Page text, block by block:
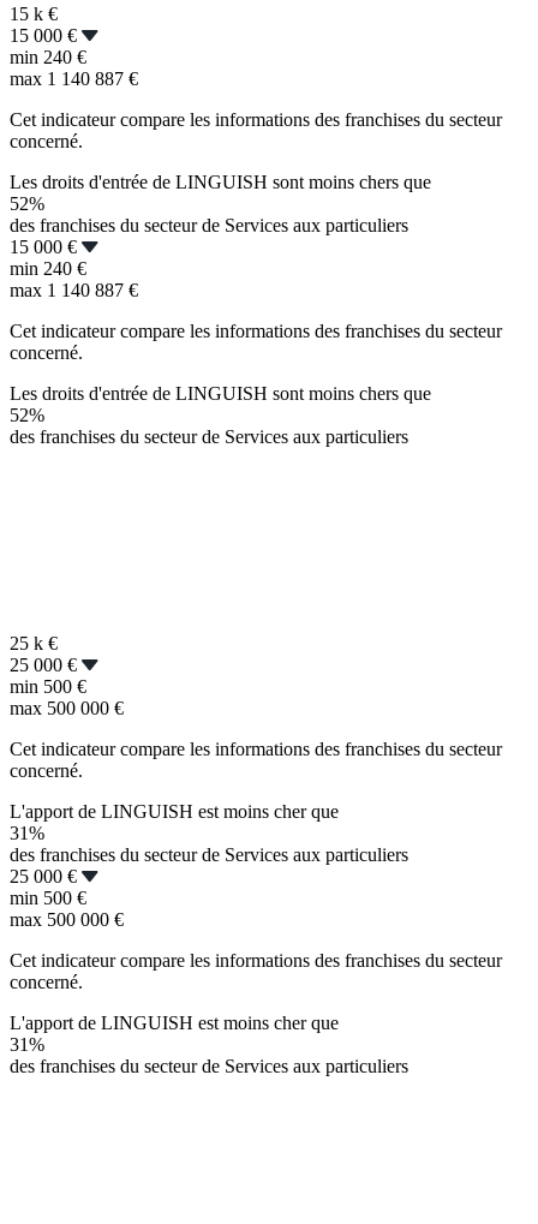
15 k €
15 000 €
min 240 €
max 1 140 887 €
Cet indicateur compare les informations des franchises du secteur
concerné.
Les droits d'entrée de LINGUISH sont moins chers que
52%
des franchises du secteur de Services aux particuliers
15 000 €
min 240 €
max 1 140 887 €
Cet indicateur compare les informations des franchises du secteur
concerné.
Les droits d'entrée de LINGUISH sont moins chers que
52%
des franchises du secteur de Services aux particuliers
25 k €
25 000 €
min 500 €
max 500 000 €
Cet indicateur compare les informations des franchises du secteur
concerné.
L'apport de LINGUISH est moins cher que
31%
des franchises du secteur de Services aux particuliers
25 000 €
min 500 €
max 500 000 €
Cet indicateur compare les informations des franchises du secteur
concerné.
L'apport de LINGUISH est moins cher que
31%
des franchises du secteur de Services aux particuliers